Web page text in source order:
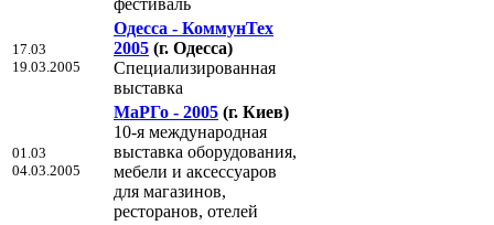
фестиваль
17.03
19.03.2005
Одесса - КоммунТех
2005 (г. Одесса)
Специализированная
выставка
01.03
04.03.2005
МаРГо - 2005 (г. Киев)
10-я международная
выставка оборудования,
мебели и аксессуаров
для магазинов,
ресторанов, отелей